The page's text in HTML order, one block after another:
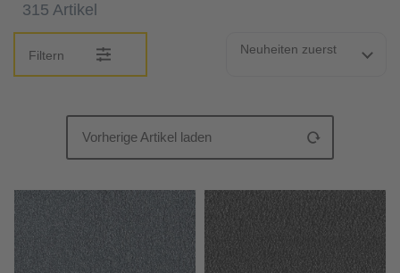
315 Artikel
Filtern Neuheiten zuerst
Vorherige Artikel laden